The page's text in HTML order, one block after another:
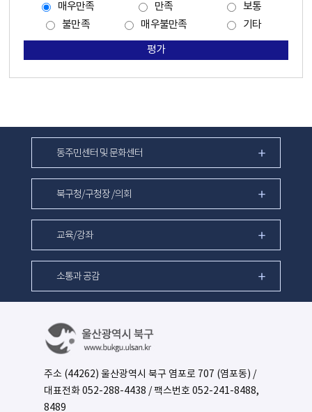
매우만족 만족
보통
불만족
매우불만족 기타
평가
동주민센터 및 문화센터
북구청/구청장 /의회
교육/강좌
소통과 공감
주소 (44262) 울산광역시 북구 염포로 707 (염포동) /
대표전화052-288-4438 / 팩스번호 052-241-8488,
8489